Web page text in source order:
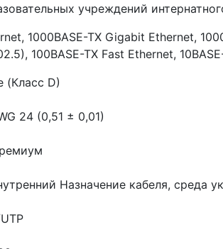
учреждений
1000BASE-TX Gigabit Ethernet,
100BASE-TX Fast Ethernet,
(Класс D)
24 (0,51 ± 0,01)
Назначение кабеля, среда